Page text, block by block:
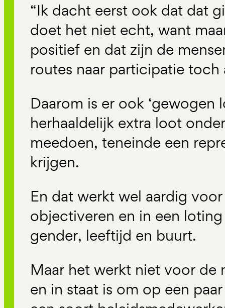
“Ik dacht eerst ook dat dat
doet het niet echt, want
positief en dat zijn de
routes naar participatie
Daarom is er ook ‘gewogen
herhaaldelijk extra loot
meedoen, teneinde een
krijgen.
En dat werkt wel aardig
objectiveren en in een
gender, leeftijd en buurt.
Maar het werkt niet voor de
en in staat is om op een